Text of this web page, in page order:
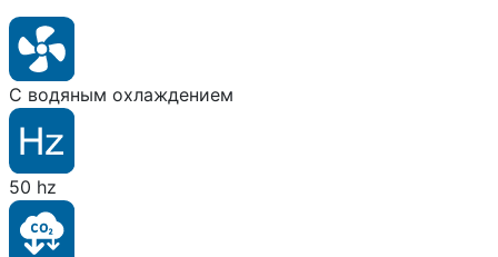
С водяным охлаждением
50 hz